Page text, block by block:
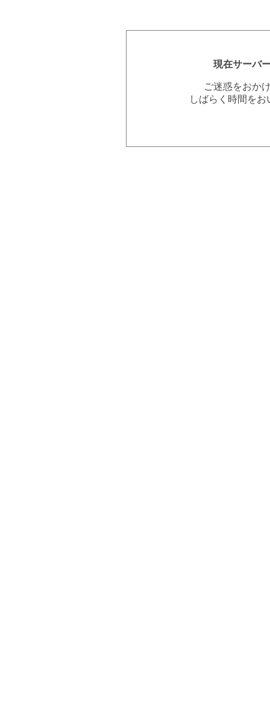
現在サーバ
ご迷惑をおか
しばらく時間を